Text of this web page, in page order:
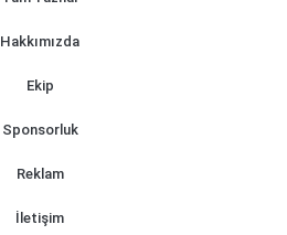
Hakkımızda
Ekip
Sponsorluk
Reklam
İletişim